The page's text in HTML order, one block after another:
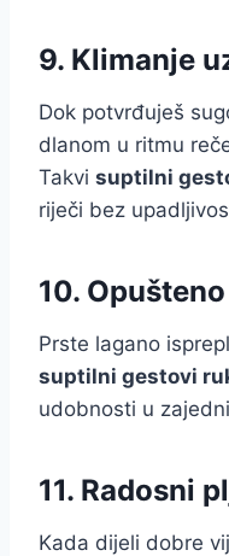
9. Klimanje
Dok potvrđuješ
dlanom u ritmu
Takvi suptilni
riječi bez
10.
Prste lagano
suptilni gestovi
udobnosti u
11. Radosni
Kada dijeli dobre